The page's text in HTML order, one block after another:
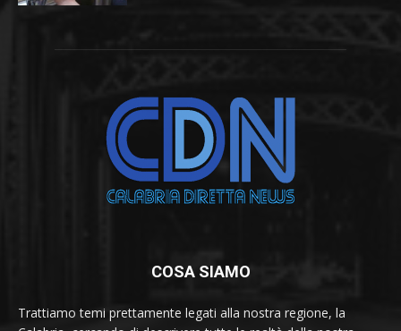
COSA SIAMO
Trattiamo temi prettamente legati alla nostra regione, la